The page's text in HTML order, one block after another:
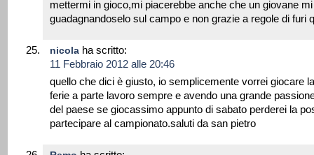
mettermi in gioco,mi piacerebbe anche che un giovane
guadagnandoselo sul campo e non grazie a regole di furi
nicola ha scritto:
11 Febbraio 2012 alle 20:46
quello che dici è giusto, io semplicemente vorrei giocare
ferie a parte lavoro sempre e avendo una grande
del paese se giocassimo appunto di sabato perderei la
partecipare al campionato.saluti da san pietro